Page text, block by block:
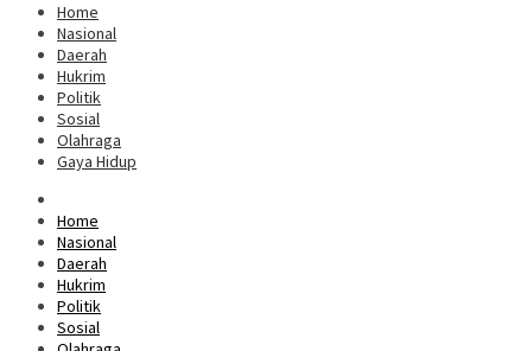
Home
Nasional
Daerah
Hukrim
Politik
Sosial
Olahraga
Gaya Hidup
Home
Nasional
Daerah
Hukrim
Politik
Sosial